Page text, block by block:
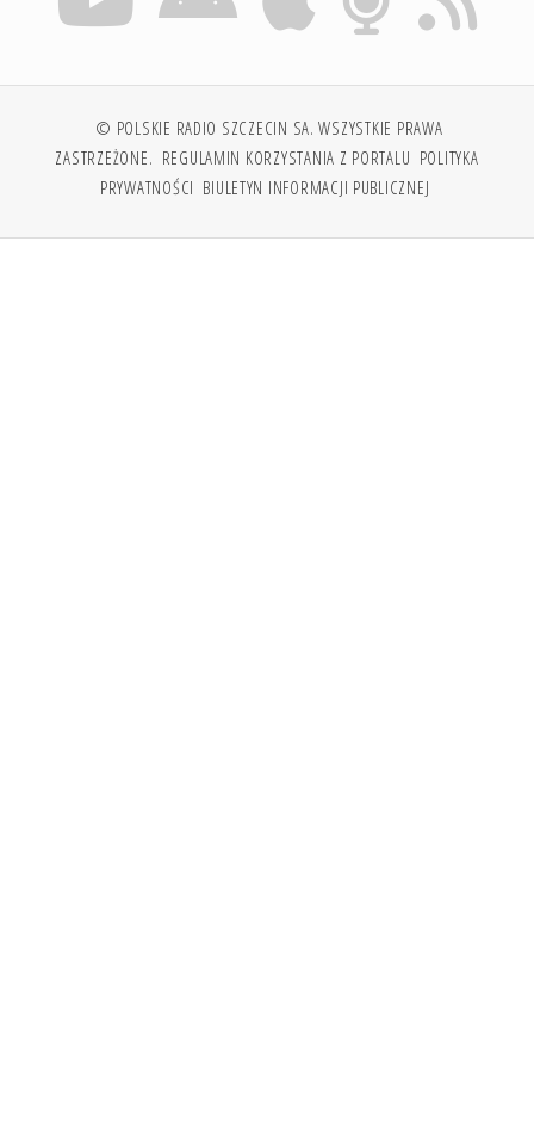
© POLSKIE RADIO SZCZECIN SA. WSZYSTKIE PRAWA
ZASTRZEŻONE. REGULAMIN KORZYSTANIA Z PORTALU POLITYKA
PRYWATNOŚCI BIULETYN INFORMACJI PUBLICZNEJ